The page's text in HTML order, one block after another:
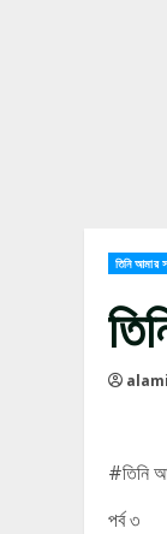
তিনি আমার
#তিনি
পর্ব ৩